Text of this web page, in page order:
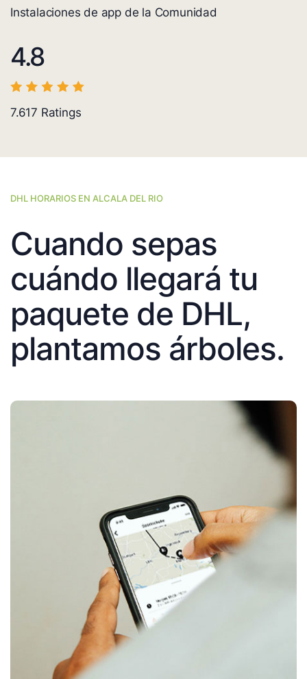
Instalaciones de app de la Comunidad
4.8
7.617 Ratings
DHL HORARIOS EN ALCALA DEL RIO
Cuando sepas
cuándo llegará tu
paquete de DHL,
plantamos árboles.